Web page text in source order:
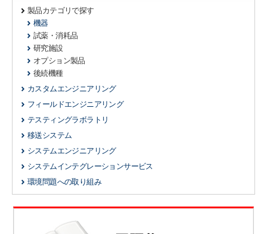
製品カテゴリで探す
機器
試薬・消耗品
研究施設
オプション製品
後続機種
カスタムエンジニアリング
フィールドエンジニアリング
テスティングラボラトリ
移送システム
システムエンジニアリング
システムインテグレーションサービス
環境問題への取り組み